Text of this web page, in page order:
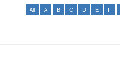
All A B C D E F